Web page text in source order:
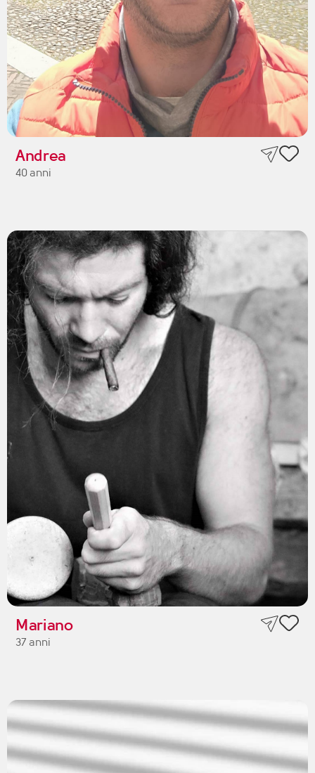
Andrea
40 anni
Mariano
37 anni